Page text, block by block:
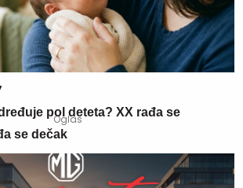
pol deteta? XX rađa se
se dečak